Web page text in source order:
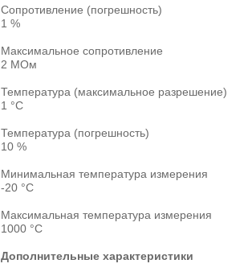
Сопротивление (погрешность)
1 %
Максимальное сопротивление
2 МОм
Температура (максимальное разрешение)
1 °C
Температура (погрешность)
10 %
Минимальная температура измерения
-20 °C
Максимальная температура измерения
1000 °C
Дополнительные характеристики